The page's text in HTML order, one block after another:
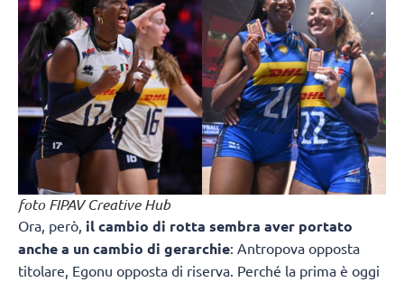
foto FIPAV Creative Hub
Ora, però, il cambio di rotta sembra aver portato
anche a un cambio di gerarchie: Antropova opposta
titolare, Egonu opposta di riserva. Perché la prima è oggi